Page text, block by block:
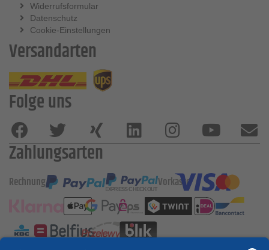
Widerrufsformular
Datenschutz
Cookie-Einstellungen
Versandarten
Folge uns
Zahlungsarten
Rechnung Vorkasse